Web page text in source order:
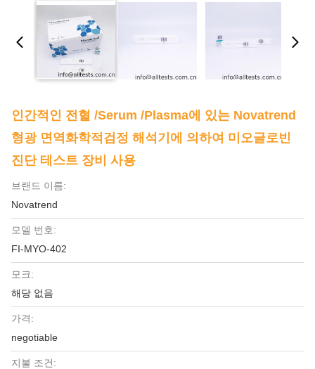
인간적인 전혈 /serum /plasma에 있는 Novatrend
형광 면역화학적검정 해석기에 의하여 미오글로빈
진단 테스트 장비 사용
브랜드 이름:
Novatrend
모델 번호:
FI-MYO-402
모크:
해당 없음
가격:
negotiable
지불 조건: